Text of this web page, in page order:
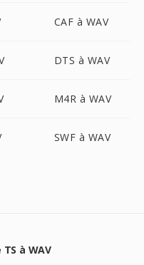
CAF à WAV
DTS à WAV
M4R à WAV
SWF à WAV
à WAV